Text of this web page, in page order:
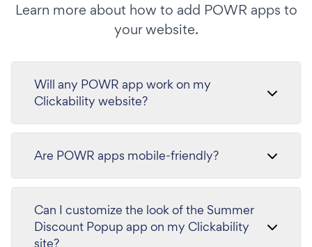
Learn more about how to add POWR apps to
your website.
Will any POWR app work on my
Clickability website?
Are POWR apps mobile-friendly?
Can I customize the look of the Summer
Discount Popup app on my Clickability
site?